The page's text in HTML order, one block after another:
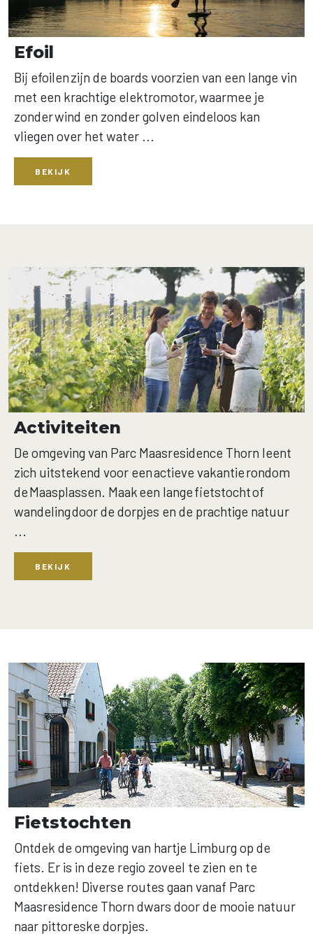
Efoil
Bij efoilen zijn de boards voorzien van een lange vin
met een krachtige elektromotor, waarmee je
zonder wind en zonder golven eindeloos kan
vliegen over het water ...
BEKIJK
Activiteiten
De omgeving van Parc Maasresidence Thorn leent
zich uitstekend voor een actieve vakantie rondom
de Maasplassen. Maak een lange fietstocht of
wandeling door de dorpjes en de prachtige natuur
...
BEKIJK
Fietstochten
Ontdek de omgeving van hartje Limburg op de
fiets. Er is in deze regio zoveel te zien en te
ontdekken! Diverse routes gaan vanaf Parc
Maasresidence Thorn dwars door de mooie natuur
naar pittoreske dorpjes.